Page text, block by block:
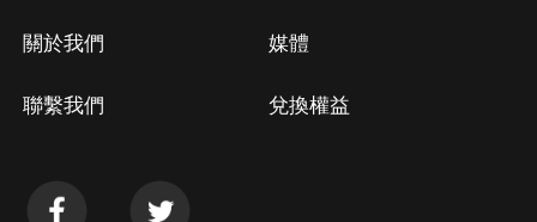
關於我們
聯繫我們
媒體
兌換權益